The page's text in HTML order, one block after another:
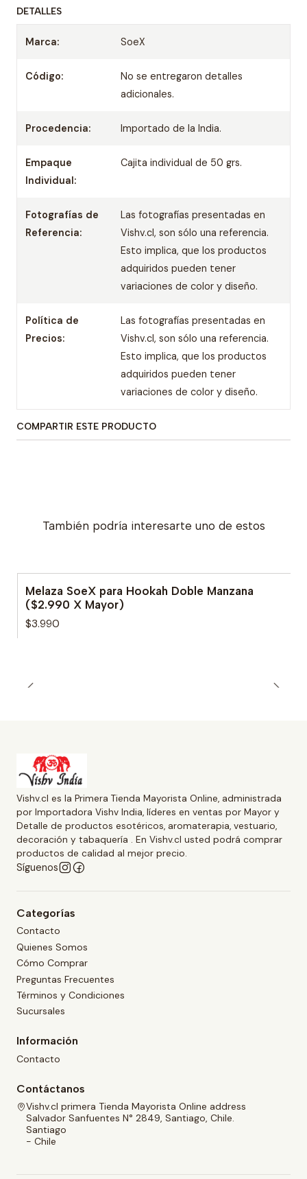
DETALLES
Marca: SoeX
Código:
No se entregaron detalles
adicionales.
Procedencia: Importado de la India.
Empaque
Individual:
Cajita individual de 50 grs.
Fotografías de
Referencia:
Las fotografías presentadas en
Vishv.cl, son sólo una referencia.
Esto implica, que los productos
adquiridos pueden tener
variaciones de color y diseño.
Política de
Precios:
Las fotografías presentadas en
Vishv.cl, son sólo una referencia.
Esto implica, que los productos
adquiridos pueden tener
variaciones de color y diseño.
COMPARTIR ESTE PRODUCTO
También podría interesarte uno de estos
Melaza SoeX para Hookah Doble Manzana
($2.990 X Mayor)
$3.990
Vishv.cl es la Primera Tienda Mayorista Online, administrada
por Importadora Vishv India, líderes en ventas por Mayor y
Detalle de productos esotéricos, aromaterapia, vestuario,
decoración y tabaquería . En Vishv.cl usted podrá comprar
productos de calidad al mejor precio.
Síguenos
Categorías
Contacto
Quienes Somos
Cómo Comprar
Preguntas Frecuentes
Términos y Condiciones
Sucursales
Información
Contacto
Contáctanos
Vishv.cl primera Tienda Mayorista Online address
Salvador Sanfuentes N° 2849, Santiago, Chile.
Santiago
- Chile